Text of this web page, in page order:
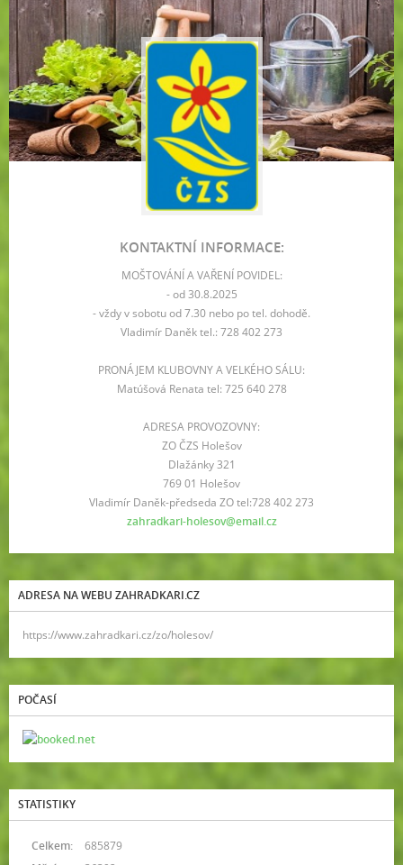
KONTAKTNÍ INFORMACE:
MOŠTOVÁNÍ A VAŘENÍ POVIDEL:
- od 30.8.2025
- vždy v sobotu od 7.30 nebo po tel. dohodě.
Vladimír Daněk tel.: 728 402 273
PRONÁJEM KLUBOVNY A VELKÉHO SÁLU:
Matúšová Renata tel: 725 640 278
ADRESA PROVOZOVNY:
ZO ČZS Holešov
Dlažánky 321
769 01 Holešov
Vladimír Daněk-předseda ZO tel:728 402 273
zahradkari-holesov@email.cz
ADRESA NA WEBU ZAHRADKARI.CZ
https://www.zahradkari.cz/zo/holesov/
POČASÍ
STATISTIKY
Celkem:
685879